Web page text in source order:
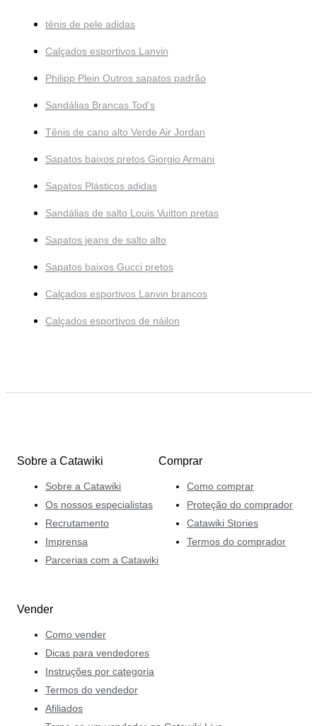
tênis de pele adidas
Calçados esportivos Lanvin
Philipp Plein Outros sapatos padrão
Sandálias Brancas Tod's
Tênis de cano alto Verde Air Jordan
Sapatos baixos pretos Giorgio Armani
Sapatos Plásticos adidas
Sandálias de salto Louis Vuitton pretas
Sapatos jeans de salto alto
Sapatos baixos Gucci pretos
Calçados esportivos Lanvin brancos
Calçados esportivos de náilon
Sobre a Catawiki
Sobre a Catawiki
Os nossos especialistas
Recrutamento
Imprensa
Parcerias com a Catawiki
Comprar
Como comprar
Proteção do comprador
Catawiki Stories
Termos do comprador
Vender
Como vender
Dicas para vendedores
Instruções por categoria
Termos do vendedor
Afiliados